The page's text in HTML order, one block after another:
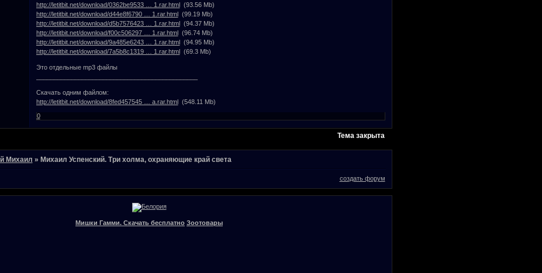
http://letitbit.net/download/0362be9533 … 1.rar.html(93.56 Mb)
http://letitbit.net/download/d44e8f6790 … 1.rar.html(99.19 Mb)
http://letitbit.net/download/d5b7576423 … 1.rar.html(94.37 Mb)
http://letitbit.net/download/f00c506297 … 1.rar.html(96.74 Mb)
http://letitbit.net/download/9a485e6243 … 1.rar.html(94.95 Mb)
http://letitbit.net/download/7a5b8c1319 … 1.rar.html(69.3 Mb)
Это отдельные mp3 файлы
Скачать одним файлом:
http://letitbit.net/download/8fed457545 … a.rar.html(548.11 Mb)
0
Тема закрыта
Михаил » Михаил Успенский. Три холма, охраняющие край света
создать форум
Мишки Гамми. Скачать бесплатно Зоотовары